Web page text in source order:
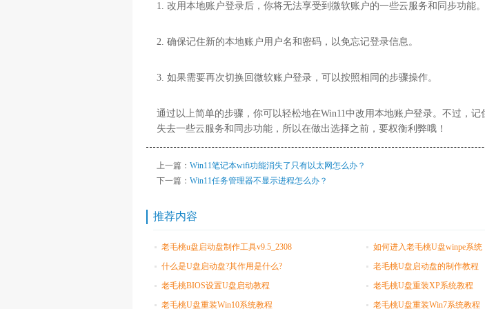
1. 改用本地账户登录后，你将无法享受到微软账户的一些云服务和同步功能。
2. 确保记住新的本地账户用户名和密码，以免忘记登录信息。
3. 如果需要再次切换回微软账户登录，可以按照相同的步骤操作。
通过以上简单的步骤，你可以轻松地在Win11中改用本地账户登录。不过，记
失去一些云服务和同步功能，所以在做出选择之前，要权衡利弊哦！
上一篇： Win11笔记本wifi功能消失了只有以太网怎么办？
下一篇： Win11任务管理器不显示进程怎么办？
推荐内容
老毛桃u盘启动盘制作工具v9.5_2308
如何进入老毛桃U盘winpe系统
什么是U盘启动盘?其作用是什么?
老毛桃U盘启动盘的制作教程
老毛桃BIOS设置U盘启动教程
老毛桃U盘重装XP系统教程
老毛桃U盘重装Win10系统教程
老毛桃U盘重装Win7系统教程